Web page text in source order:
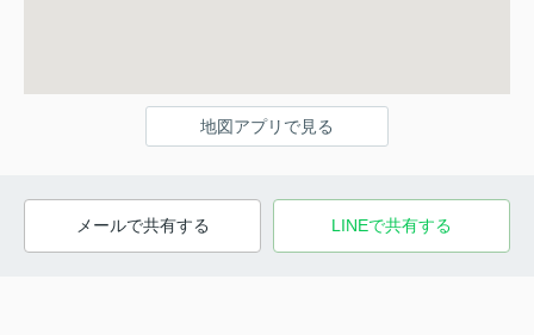
地図アプリで見る
メールで共有する LINEで共有する